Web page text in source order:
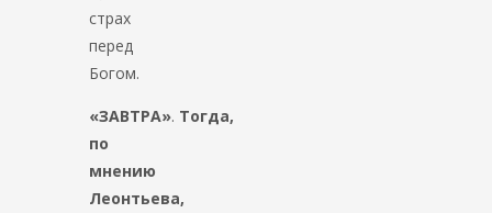
страх
перед
Богом.
«ЗАВТРА». Тогда,
по
мнению
Леонтьева,